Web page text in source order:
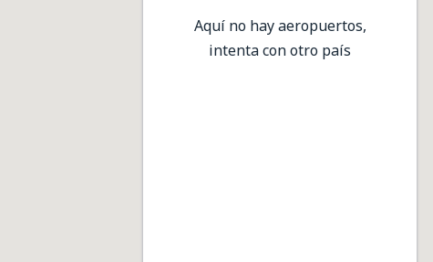
Aquí no hay aeropuertos,
intenta con otro país